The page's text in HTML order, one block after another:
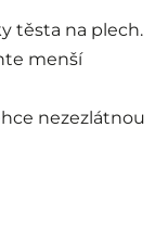
těsta na plech.
menší
nezezlátnou